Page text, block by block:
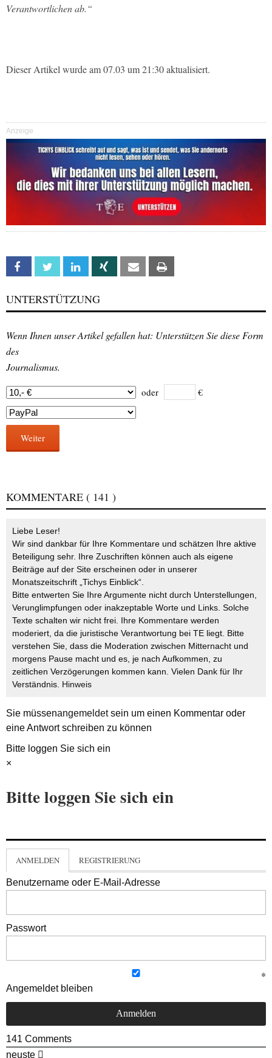
Verantwortlichen ab.“
Dieser Artikel wurde am 07.03 um 21:30 aktualisiert.
Anzeige
Facebook Twitter Linkedin Xing Email
UNTERSTÜTZUNG
Wenn Ihnen unser Artikel gefallen hat: Unterstützen Sie diese Form
des
Journalismus.
oder €
Weiter
KOMMENTARE ( 141 )
Liebe Leser!
Wir sind dankbar für Ihre Kommentare und schätzen Ihre aktive
Beteiligung sehr. Ihre Zuschriften können auch als eigene
Beiträge auf der Site erscheinen oder in unserer
Monatszeitschrift „Tichys Einblick“.
Bitte entwerten Sie Ihre Argumente nicht durch Unterstellungen,
Verunglimpfungen oder inakzeptable Worte und Links. Solche
Texte schalten wir nicht frei. Ihre Kommentare werden
moderiert, da die juristische Verantwortung bei TE liegt. Bitte
verstehen Sie, dass die Moderation zwischen Mitternacht und
morgens Pause macht und es, je nach Aufkommen, zu
zeitlichen Verzögerungen kommen kann. Vielen Dank für Ihr
Verständnis. Hinweis
Sie müssenangemeldetsein um einen Kommentar oder
eine Antwort schreiben zu können
Bitte loggen Sie sich ein
×
Bitte loggen Sie sich ein
ANMELDEN REGISTRIERUNG
Benutzername oder E-Mail-Adresse
Passwort
Angemeldet bleiben
141 Comments
neuste